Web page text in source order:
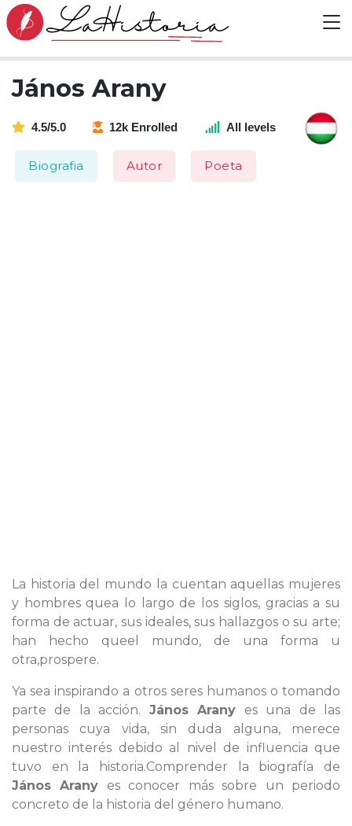
János Arany
4.5/5.0 12k Enrolled All levels
Biografia Autor Poeta
La historia del mundo la cuentan aquellas mujeres
y hombres quea lo largo de los siglos, gracias a su
forma de actuar, sus ideales, sus hallazgos o su arte;
han hecho queel mundo, de una forma u
otra,prospere.
Ya sea inspirando a otros seres humanos o tomando
parte de la acción. János Arany es una de las
personas cuya vida, sin duda alguna, merece
nuestro interés debido al nivel de influencia que
tuvo en la historia.Comprender la biografía de
János Arany es conocer más sobre un periodo
concreto de la historia del género humano.